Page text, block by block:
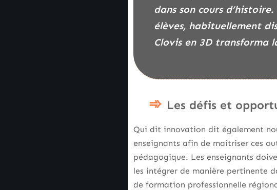
dans son cours
élèves, habituellement
Clovis en 3D transforma
Les défis et
Qui dit innovation dit également
enseignants afin de maîtriser ces
pédagogique. Les enseignants
les intégrer de manière pertinente
de formation professionnelle